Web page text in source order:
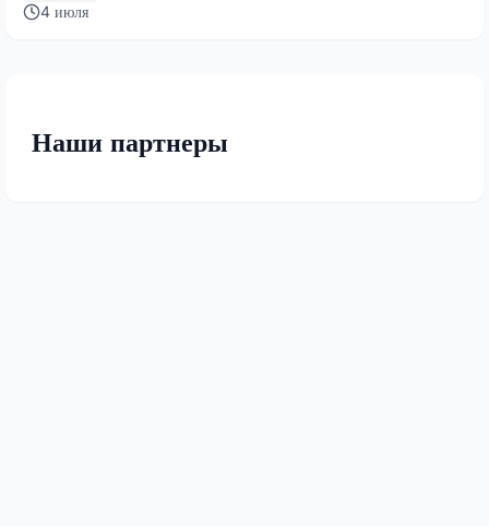
4 июля
Наши партнеры